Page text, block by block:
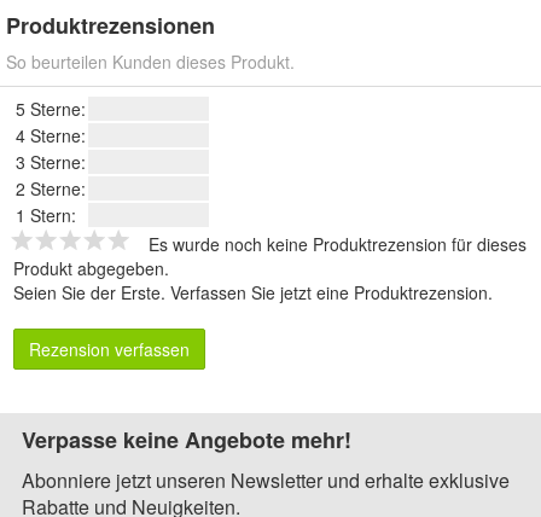
Produktrezensionen
So beurteilen Kunden dieses Produkt.
5 Sterne:
4 Sterne:
3 Sterne:
2 Sterne:
1 Stern:
Es wurde noch keine Produktrezension für dieses
Produkt abgegeben.
Seien Sie der Erste. Verfassen Sie jetzt eine Produktrezension.
Rezension verfassen
Verpasse keine Angebote mehr!
Abonniere jetzt unseren Newsletter und erhalte exklusive
Rabatte und Neuigkeiten.